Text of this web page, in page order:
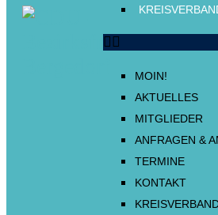
MOIN!
AKTUELLES
MITGLIEDER
ANFRAGEN &
TERMINE
KONTAKT